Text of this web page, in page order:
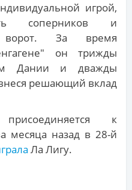
игрой,
соперников и
ворот. За время
он трижды
Дании и дважды
решающий вклад
к
месяца назад в 28-й
Ла Лигу.